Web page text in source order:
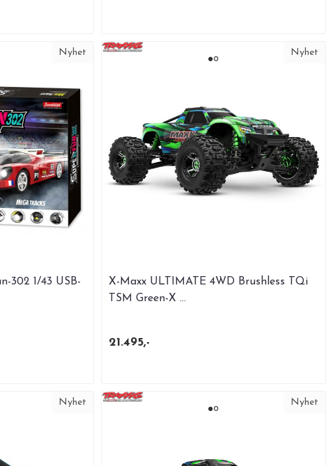
Nyhet
302 1/43 USB-
Nyhet
X-Maxx ULTIMATE 4WD Brushless TQi
TSM Green-X ...
21.495,-
Nyhet Nyhet